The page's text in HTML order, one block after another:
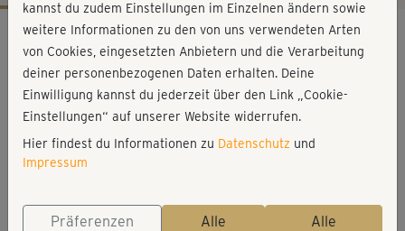
Workout-Facts
mittelschwer
9 Min
26 kcal
Anette Alvaredo
Matte
kannst du zudem Einstellungen im Einzelnen ändern sowie
weitere Informationen zu den von uns verwendeten Arten
von Cookies, eingesetzten Anbietern und die Verarbeitung
deiner personenbezogenen Daten erhalten. Deine
Einwilligung kannst du jederzeit über den Link „Cookie-
Einstellungen“ auf unserer Website widerrufen.
Hier findest du Informationen zu Datenschutz und
Impressum
Präferenzen
Alle
Alle